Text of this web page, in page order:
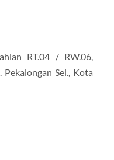
RT.04 / RW.06,
Sel., Kota